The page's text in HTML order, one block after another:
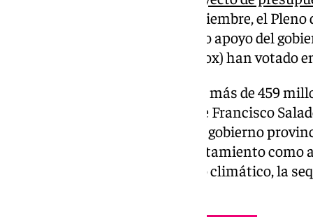
mañana de este lunes 18 de noviembre, el
bueno a las cuentas con el único apoyo del
partidos (PSOE, Con Málaga y Vox) han votado
Sobre la partida, que contempla más de 459
público provincial, el presidente Francisco
manifiesto las «prioridades» del gobierno
torno a las ayudas tanto a ayuntamiento
vulnerables, así como el cambio climático, la